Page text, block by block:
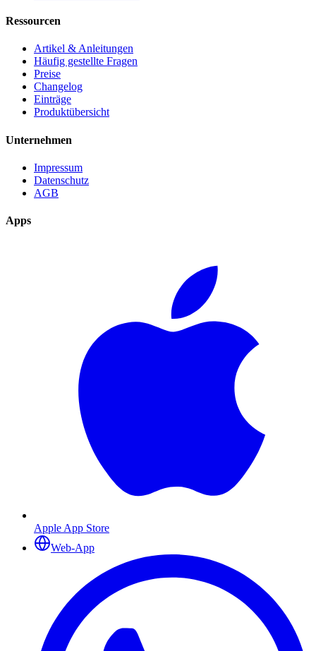
Ressourcen
Artikel & Anleitungen
Häufig gestellte Fragen
Preise
Changelog
Einträge
Produktübersicht
Unternehmen
Impressum
Datenschutz
AGB
Apps
Apple App Store
Web-App